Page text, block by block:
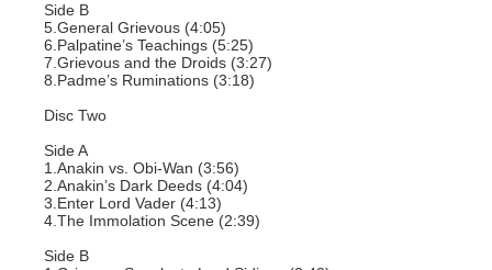
Side B
5.General Grievous (4:05)
6.Palpatine’s Teachings (5:25)
7.Grievous and the Droids (3:27)
8.Padme’s Ruminations (3:18)
Disc Two
Side A
1.Anakin vs. Obi-Wan (3:56)
2.Anakin’s Dark Deeds (4:04)
3.Enter Lord Vader (4:13)
4.The Immolation Scene (2:39)
Side B